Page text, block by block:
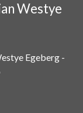
Westye
Egeberg -